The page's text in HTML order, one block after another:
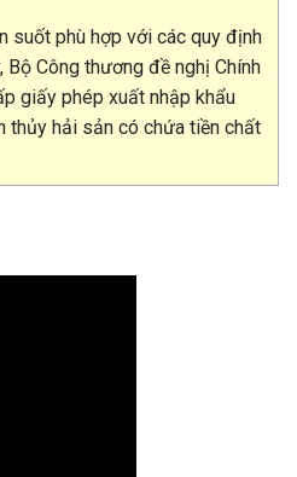
suốt phù hợp với các quy định
Công thương đề nghị Chính
giấy phép xuất nhập khẩu
thủy hải sản có chứa tiền chất